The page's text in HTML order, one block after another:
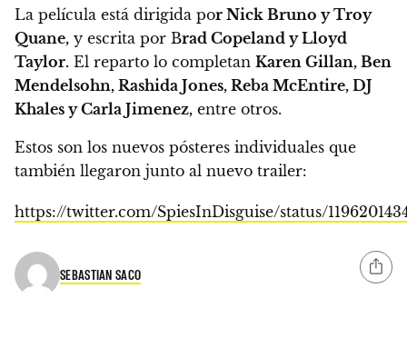
La película está dirigida por Nick Bruno y Troy
Quane, y escrita por Brad Copeland y Lloyd
Taylor. El reparto lo completan Karen Gillan, Ben
Mendelsohn, Rashida Jones, Reba McEntire, DJ
Khales y Carla Jimenez, entre otros.
Estos son los nuevos pósteres individuales que
también llegaron junto al nuevo trailer:
https://twitter.com/SpiesInDisguise/status/
SEBASTIAN SACO